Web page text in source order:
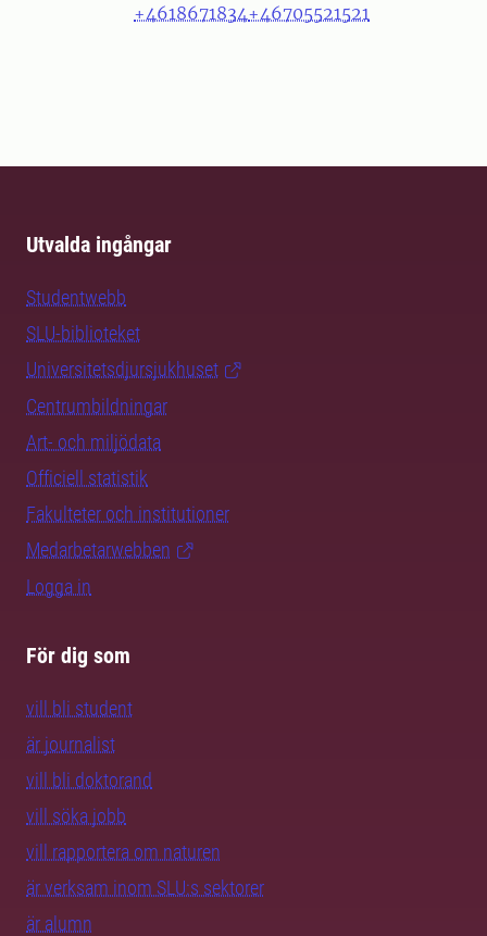
+4618671834+46705521521
Utvalda ingångar
Studentwebb
SLU-biblioteket
Universitetsdjursjukhuset
Centrumbildningar
Art- och miljödata
Officiell statistik
Fakulteter och institutioner
Medarbetarwebben
Logga in
För dig som
vill bli student
är journalist
vill bli doktorand
vill söka jobb
vill rapportera om naturen
är verksam inom SLU:s sektorer
är alumn